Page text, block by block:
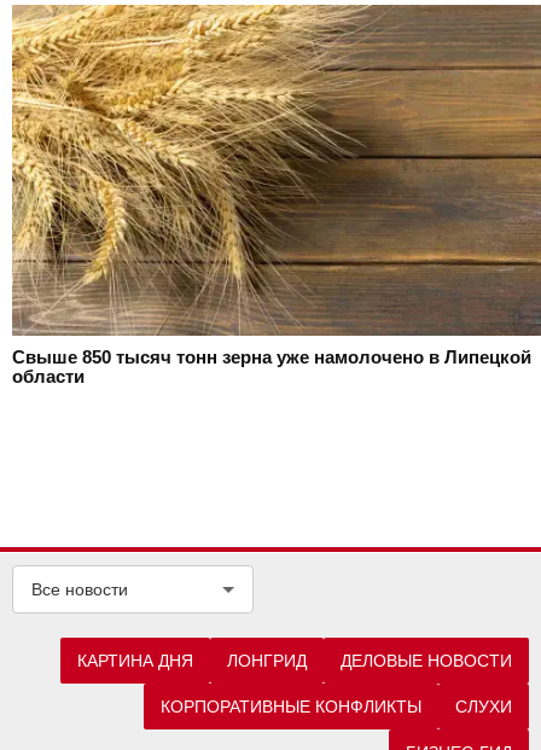
Свыше 850 тысяч тонн зерна уже намолочено в Липецкой
области
Все новости
КАРТИНА ДНЯ ЛОНГРИД ДЕЛОВЫЕ НОВОСТИ
КОРПОРАТИВНЫЕ КОНФЛИКТЫ СЛУХИ